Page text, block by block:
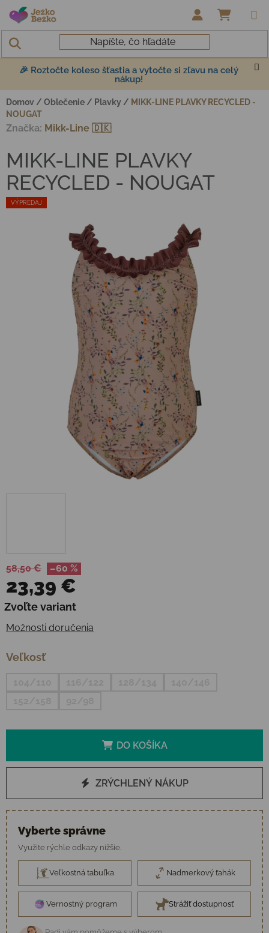
Prejsť na obsah
🎉 Roztočte koleso šťastia a vytočte si zľavu na celý
nákup!
Domov / Oblečenie / Plavky / MIKK-LINE PLAVKY RECYCLED -
NOUGAT
58,50 € –60 %
23,39 €
Jednotková cena:
Zvoľte variant
Možnosti doručenia
Veľkosť
DO KOŠÍKA
ZRÝCHLENÝ NÁKUP
Vyberte správne
Využite rýchle odkazy nižšie.
Veľkostná tabuľka Nadmerkový ťahák
Vernostný program Strážiť dostupnosť
VÝPREDAJ
MIKK-LINE PLAVKY
RECYCLED - NOUGAT
Značka: Mikk-Line 🇩🇰